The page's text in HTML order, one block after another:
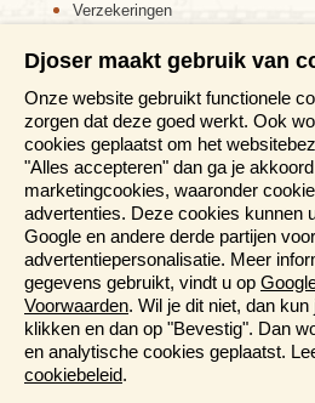
Verzekeringen
Disclaimer
Cookiebeleid
Privacy verklaring
Reis en boek met Djoser
Meer weten?
Brochure aanvragen
Presentaties en Informatiedagen
Magazine
Aanmelden nieuwsbrief
Djoser maakt gebruik van
Onze website gebruikt functionele
zorgen dat deze goed werkt. Ook
cookies geplaatst om het
"Alles accepteren" dan ga je
marketingcookies, waaronder
advertenties. Deze cookies kunnen
Google en andere derde partijen voor
advertentiepersonalisatie. Meer
gegevens gebruikt, vindt u op
Voorwaarden. Wil je dit niet, dan
klikken en dan op "Bevestig". Dan
en analytische cookies geplaatst.
cookiebeleid.